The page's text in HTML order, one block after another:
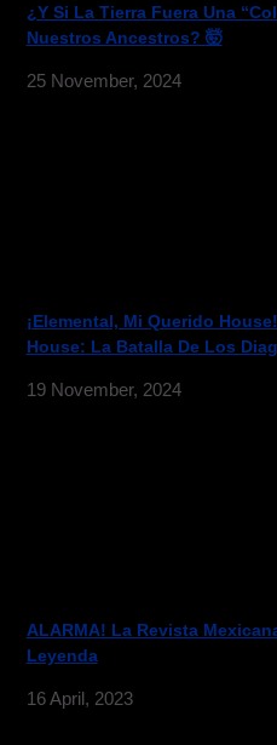
¿Y Si La Tierra Fuera Una
Nuestros Ancestros? 🤯
25 November, 2024
¡Elemental, Mi Querido
House: La Batalla De Los
19 November, 2024
ALARMA! La Revista
Leyenda
16 April, 2023